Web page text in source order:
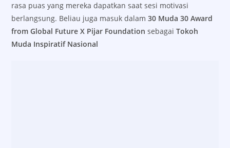
rasa puas yang mereka dapatkan saat sesi motivasi
berlangsung. Beliau juga masuk dalam30 Muda 30 Award
from Global Future X Pijar Foundation sebagaiTokoh
Muda Inspiratif Nasional